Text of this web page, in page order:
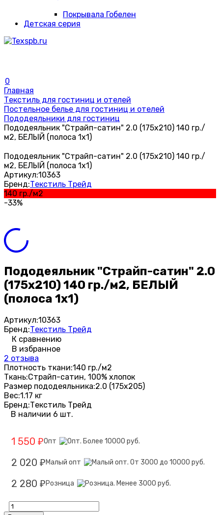
Покрывала Гобелен
Детская серия
0
Главная
Текстиль для гостиниц и отелей
Постельное белье для гостиниц и отелей
Пододеяльники для гостиниц
Пододеяльник "Страйп-сатин" 2.0 (175х210) 140 гр./
м2, БЕЛЫЙ (полоса 1х1)
Пододеяльник "Страйп-сатин" 2.0 (175х210) 140 гр./
м2, БЕЛЫЙ (полоса 1х1)
Артикул:10363
Бренд:Текстиль Трейд
140 гр./м2
-33%
Пододеяльник "Страйп-сатин" 2.0
(175х210) 140 гр./м2, БЕЛЫЙ
(полоса 1х1)
Артикул:10363
Бренд:Текстиль Трейд
К сравнению
В избранное
2 отзыва
Плотность ткани:140 гр./м2
Ткань:Страйп-сатин, 100% хлопок
Размер пододеяльника:2.0 (175х205)
Вес:1.17 кг
Бренд:Текстиль Трейд
В наличии 6 шт.
1 550 ₽Опт
2 020 ₽ Малый опт
2 280 ₽ Розница